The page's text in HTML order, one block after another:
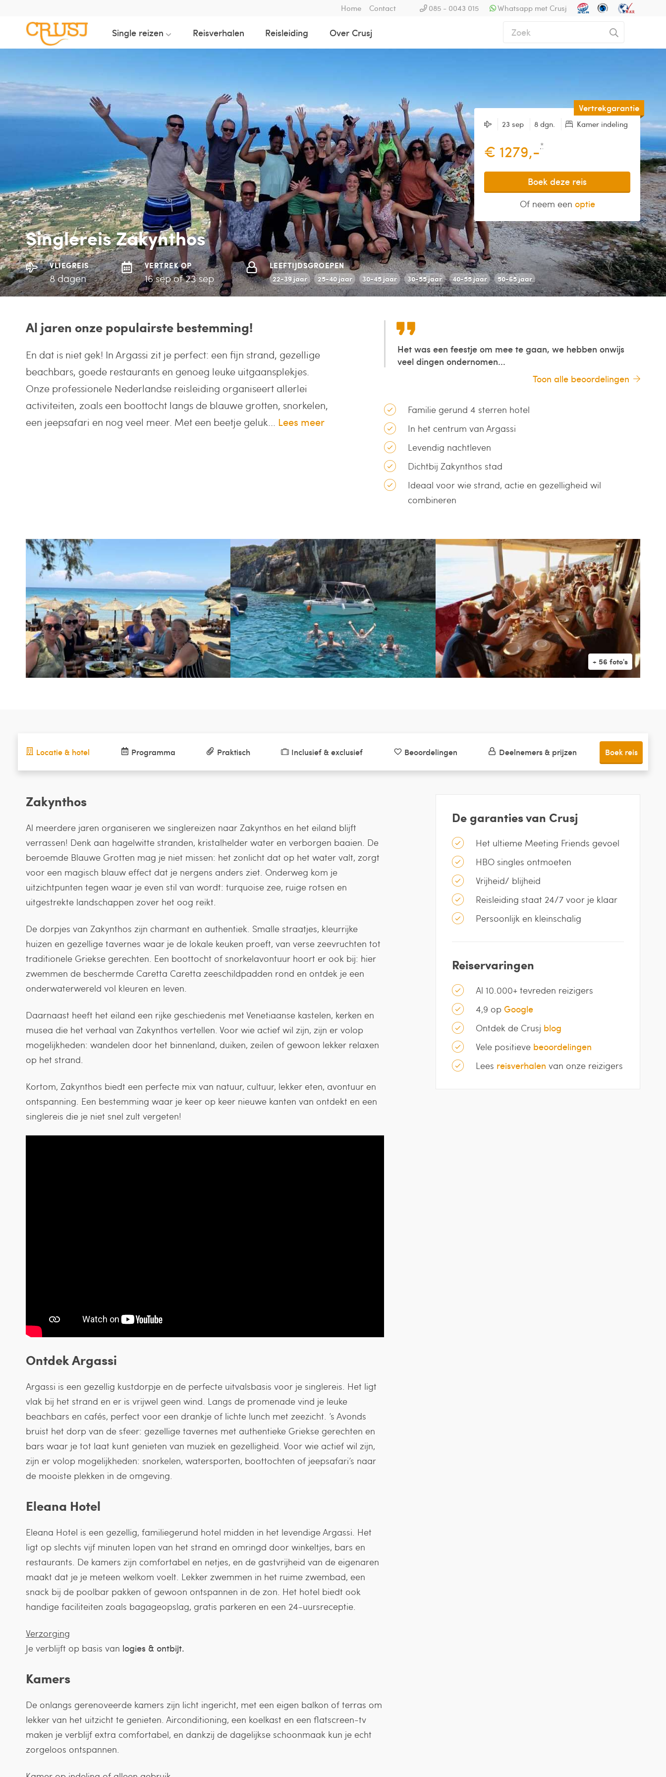
Home Contact 085 - 0043 015 Whatsapp met Crusj
Single reizen Reisverhalen Reisleiding Over Crusj
Vertrekgarantie
23 sep 8 dgn. Kamer indeling
€ 1279,-*
Boek deze reis
Of neem een optie
Singlereis Zakynthos
VLIEGREIS
8 dagen
VERTREK OP
16 sep of 23 sep
LEEFTIJDSGROEPEN
22-39 jaar 25-40 jaar 30-45 jaar 30-55 jaar 40-55 jaar 50-65 jaar
Al jaren onze populairste bestemming!
En dat is niet gek! In Argassi zit je perfect: een fijn strand, gezellige
beachbars, goede restaurants en genoeg leuke uitgaansplekjes.
Onze professionele Nederlandse reisleiding organiseert allerlei
activiteiten, zoals een boottocht langs de blauwe grotten, snorkelen,
een jeepsafari en nog veel meer. Met een beetje geluk... Lees meer
Het was een feestje om mee te gaan, we hebben onwijs
veel dingen ondernomen...
Toon alle beoordelingen
Familie gerund 4 sterren hotel
In het centrum van Argassi
Levendig nachtleven
Dichtbij Zakynthos stad
Ideaal voor wie strand, actie en gezelligheid wil
combineren
Locatie & hotel
Zakynthos
Al meerdere jaren organiseren we singlereizen naar Zakynthos en het eiland blijft
verrassen! Denk aan hagelwitte stranden, kristalhelder water en verborgen baaien. De
beroemde Blauwe Grotten mag je niet missen: het zonlicht dat op het water valt, zorgt
voor een magisch blauw effect dat je nergens anders ziet. Onderweg kom je
uitzichtpunten tegen waar je even stil van wordt: turquoise zee, ruige rotsen en
uitgestrekte landschappen zover het oog reikt.
De dorpjes van Zakynthos zijn charmant en authentiek. Smalle straatjes, kleurrijke
huizen en gezellige tavernes waar je de lokale keuken proeft, van verse zeevruchten tot
traditionele Griekse gerechten. Een boottocht of snorkelavontuur hoort er ook bij: hier
zwemmen de beschermde Caretta Caretta zeeschildpadden rond en ontdek je een
onderwaterwereld vol kleuren en leven.
Daarnaast heeft het eiland een rijke geschiedenis met Venetiaanse kastelen, kerken en
musea die het verhaal van Zakynthos vertellen. Voor wie actief wil zijn, zijn er volop
mogelijkheden: wandelen door het binnenland, duiken, zeilen of gewoon lekker relaxen
op het strand.
Kortom, Zakynthos biedt een perfecte mix van natuur, cultuur, lekker eten, avontuur en
ontspanning. Een bestemming waar je keer op keer nieuwe kanten van ontdekt en een
singlereis die je niet snel zult vergeten!
Ontdek Argassi
Argassi is een gezellig kustdorpje en de perfecte uitvalsbasis voor je singlereis. Het ligt
vlak bij het strand en er is vrijwel geen wind. Langs de promenade vind je leuke
beachbars en cafés, perfect voor een drankje of lichte lunch met zeezicht. ’s Avonds
bruist het dorp van de sfeer: gezellige tavernes met authentieke Griekse gerechten en
bars waar je tot laat kunt genieten van muziek en gezelligheid. Voor wie actief wil zijn,
zijn er volop mogelijkheden: snorkelen, watersporten, boottochten of jeepsafari’s naar
de mooiste plekken in de omgeving.
Eleana Hotel
Eleana Hotel is een gezellig, familiegerund hotel midden in het levendige Argassi. Het
ligt op slechts vijf minuten lopen van het strand en omringd door winkeltjes, bars en
restaurants. De kamers zijn comfortabel en netjes, en de gastvrijheid van de eigenaren
maakt dat je je meteen welkom voelt. Lekker zwemmen in het ruime zwembad, een
snack bij de poolbar pakken of gewoon ontspannen in de zon. Het hotel biedt ook
handige faciliteiten zoals bagageopslag, gratis parkeren en een 24-uursreceptie.
Verzorging
Je verblijft op basis van logies & ontbijt.
Kamers
De onlangs gerenoveerde kamers zijn licht ingericht, met een eigen balkon of terras om
lekker van het uitzicht te genieten. Airconditioning, een koelkast en een flatscreen-tv
maken je verblijf extra comfortabel, en dankzij de dagelijkse schoonmaak kun je echt
zorgeloos ontspannen.
De garanties van Crusj
Het ultieme Meeting Friends gevoel
HBO singles ontmoeten
Vrijheid/ blijheid
Reisleiding staat 24/7 voor je klaar
Persoonlijk en kleinschalig
Reiservaringen
Al 10.000+ tevreden reizigers
4,9 op Google
Ontdek de Crusj blog
Vele positieve beoordelingen
Lees reisverhalen van onze reizigers
Programma Praktisch Inclusief & exclusief Beoordelingen Deelnemers & prijzen Boek reis